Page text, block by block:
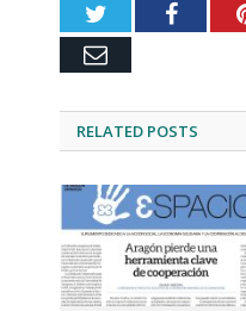
Twitter
Email
RELATED POSTS